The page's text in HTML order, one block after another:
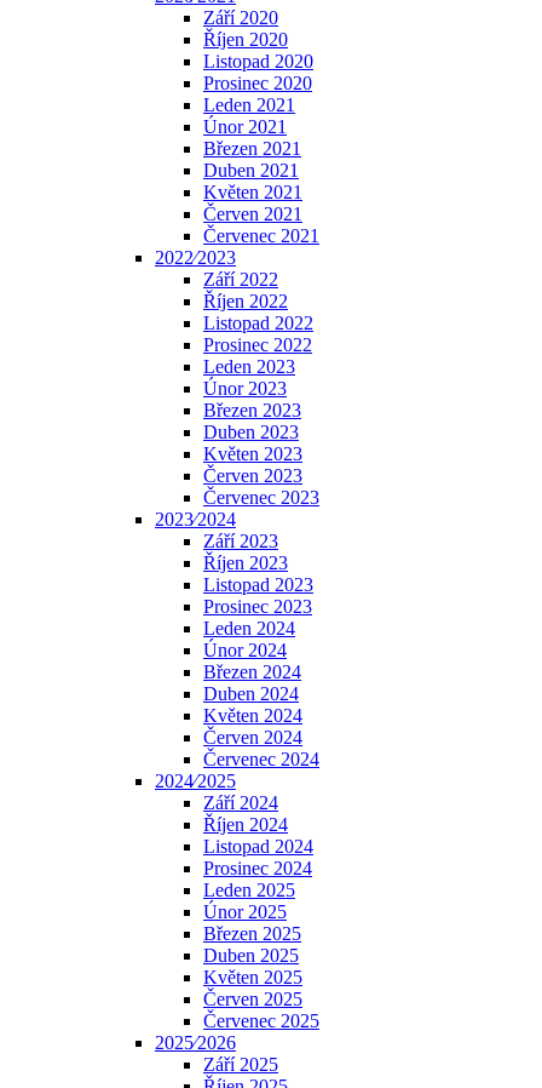
Září 2020
Říjen 2020
Listopad 2020
Prosinec 2020
Leden 2021
Únor 2021
Březen 2021
Duben 2021
Květen 2021
Červen 2021
Červenec 2021
2022⁄2023
Září 2022
Říjen 2022
Listopad 2022
Prosinec 2022
Leden 2023
Únor 2023
Březen 2023
Duben 2023
Květen 2023
Červen 2023
Červenec 2023
2023⁄2024
Září 2023
Říjen 2023
Listopad 2023
Prosinec 2023
Leden 2024
Únor 2024
Březen 2024
Duben 2024
Květen 2024
Červen 2024
Červenec 2024
2024⁄2025
Září 2024
Říjen 2024
Listopad 2024
Prosinec 2024
Leden 2025
Únor 2025
Březen 2025
Duben 2025
Květen 2025
Červen 2025
Červenec 2025
2025⁄2026
Září 2025